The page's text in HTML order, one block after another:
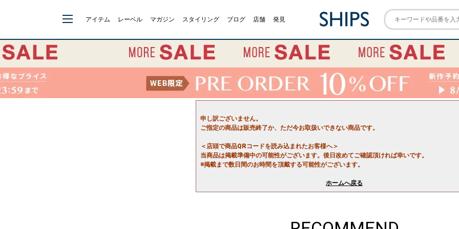
アイテム レーベル マガジン スタイリング ブログ 店舗 発見
申し訳ございません。
ご指定の商品は販売終了か、ただ今お取扱いできない商品です。
＜店頭で商品QRコードを読み込まれたお客様へ＞
当商品は掲載準備中の可能性がございます。後日改めてご確認頂ければ幸いです。
※掲載まで数日間のお時間を頂戴する可能性がございます。
ホームへ戻る